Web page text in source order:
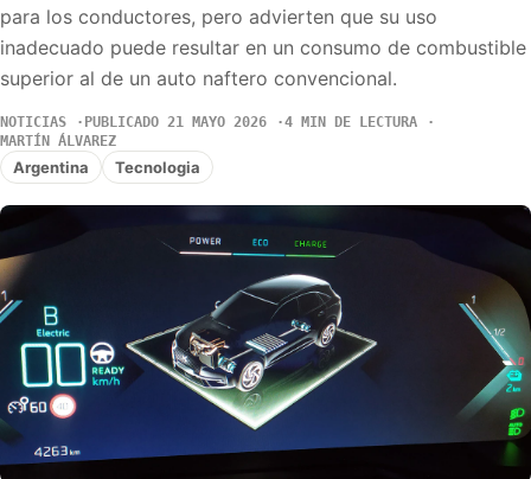
para los conductores, pero advierten que su uso
inadecuado puede resultar en un consumo de combustible
superior al de un auto naftero convencional.
NOTICIAS PUBLICADO 21 MAYO 2026
4 MIN DE LECTURA
MARTÍN ÁLVAREZ
Argentina Tecnologia